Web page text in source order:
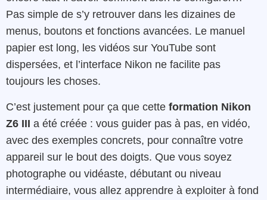
Pas simple de s’y retrouver dans les dizaines de
menus, boutons et fonctions avancées. Le manuel
papier est long, les vidéos sur YouTube sont
dispersées, et l’interface Nikon ne facilite pas
toujours les choses.
C’est justement pour ça que cette formation Nikon
Z6 III a été créée : vous guider pas à pas, en vidéo,
avec des exemples concrets, pour connaître votre
appareil sur le bout des doigts. Que vous soyez
photographe ou vidéaste, débutant ou niveau
intermédiaire, vous allez apprendre à exploiter à fond